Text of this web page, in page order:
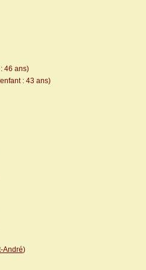
46 ans)
: 43 ans)
André)